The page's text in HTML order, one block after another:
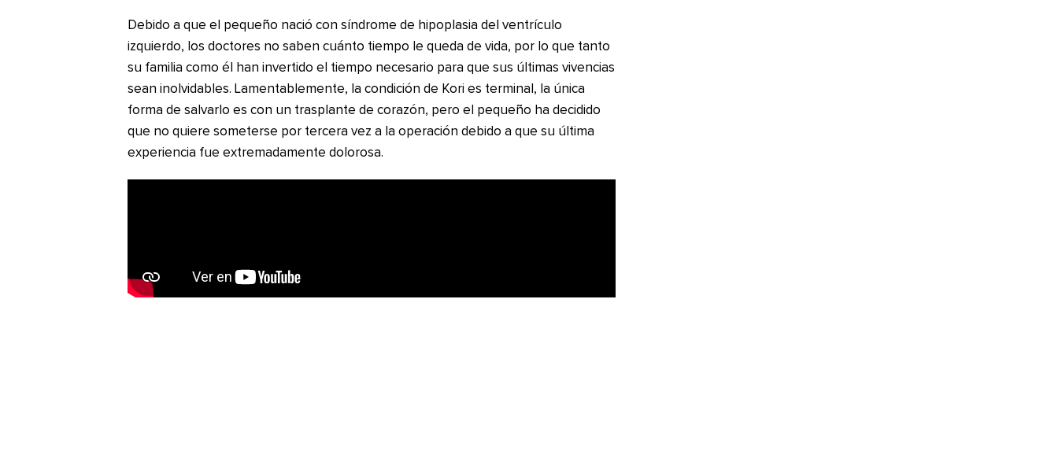
Debido a que el pequeño nació con síndrome de hipoplasia del ventrículo
izquierdo, los doctores no saben cuánto tiempo le queda de vida, por lo que tanto
su familia como él han invertido el tiempo necesario para que sus últimas vivencias
sean inolvidables. Lamentablemente, la condición de Kori es terminal, la única
forma de salvarlo es con un trasplante de corazón, pero el pequeño ha decidido
que no quiere someterse por tercera vez a la operación debido a que su última
experiencia fue extremadamente dolorosa.